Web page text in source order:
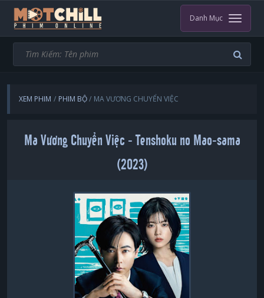
Danh Mục
XEM PHIM PHIM BỘ MA VƯƠNG CHUYỂN VIỆC
Ma Vương Chuyển Việc - Tenshoku no Mao-sama
(2023)